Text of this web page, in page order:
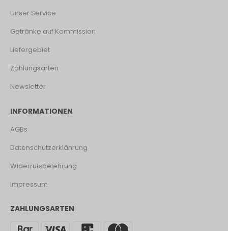
Unser Service
Getränke auf Kommission
Liefergebiet
Zahlungsarten
Newsletter
INFORMATIONEN
AGBs
Datenschutzerklährung
Widerrufsbelehrung
Impressum
ZAHLUNGSARTEN